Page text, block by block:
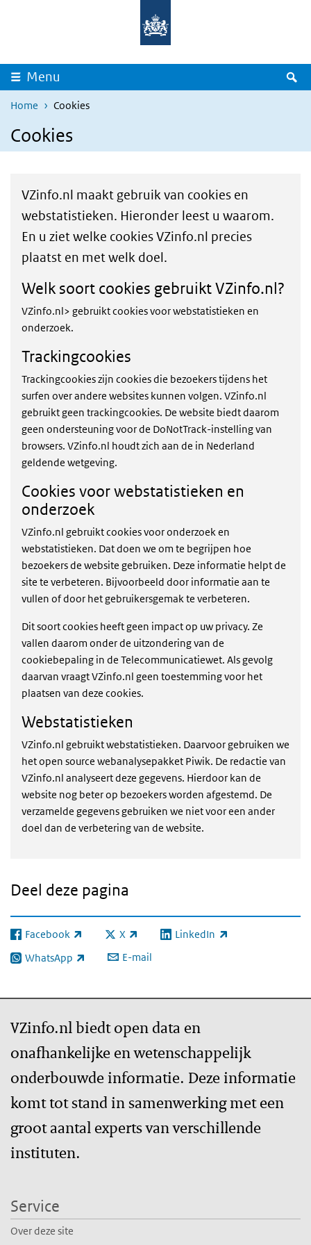
Overslaan en naar de inhoud gaan
Menu
Home Cookies
Cookies
VZinfo.nl maakt gebruik van cookies en
webstatistieken. Hieronder leest u waarom.
En u ziet welke cookies VZinfo.nl precies
plaatst en met welk doel.
Welk soort cookies gebruikt VZinfo.nl?
VZinfo.nl> gebruikt cookies voor webstatistieken en
onderzoek.
Trackingcookies
Trackingcookies zijn cookies die bezoekers tijdens het
surfen over andere websites kunnen volgen. VZinfo.nl
gebruikt geen trackingcookies. De website biedt daarom
geen ondersteuning voor de DoNotTrack-instelling van
browsers. VZinfo.nl houdt zich aan de in Nederland
geldende wetgeving.
Cookies voor webstatistieken en
onderzoek
VZinfo.nl gebruikt cookies voor onderzoek en
webstatistieken. Dat doen we om te begrijpen hoe
bezoekers de website gebruiken. Deze informatie helpt de
site te verbeteren. Bijvoorbeeld door informatie aan te
vullen of door het gebruikersgemak te verbeteren.
Dit soort cookies heeft geen impact op uw privacy. Ze
vallen daarom onder de uitzondering van de
cookiebepaling in de Telecommunicatiewet. Als gevolg
daarvan vraagt VZinfo.nl geen toestemming voor het
plaatsen van deze cookies.
Webstatistieken
VZinfo.nl gebruikt webstatistieken. Daarvoor gebruiken we
het open source webanalysepakket Piwik. De redactie van
VZinfo.nl analyseert deze gegevens. Hierdoor kan de
website nog beter op bezoekers worden afgestemd. De
verzamelde gegevens gebruiken we niet voor een ander
doel dan de verbetering van de website.
Deel deze pagina
Facebook
(externe link) X
(externe link) LinkedIn
(externe link)
WhatsApp
(externe link) E-mail
VZinfo.nl biedt open data en
onafhankelijke en wetenschappelijk
onderbouwde informatie. Deze informatie
komt tot stand in samenwerking met een
groot aantal experts van verschillende
instituten.
Service
Over deze site